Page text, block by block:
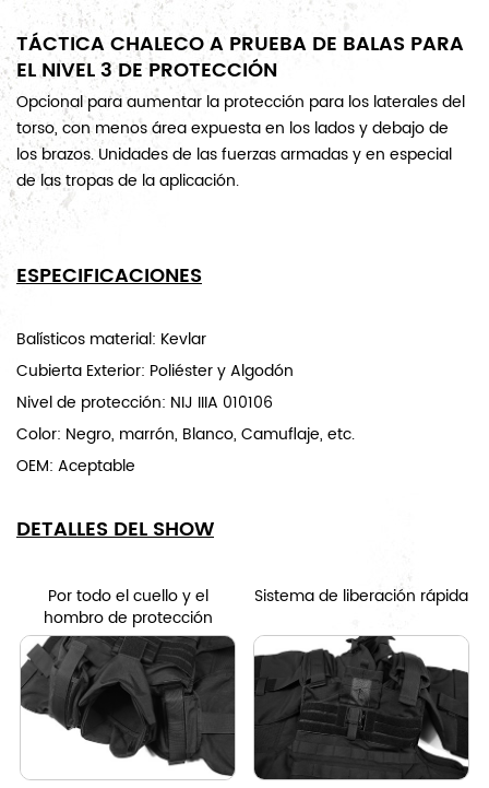
TÁCTICA CHALECO A PRUEBA DE BALAS PARA
EL NIVEL 3 DE PROTECCIÓN
Opcional para aumentar la protección para los laterales del
torso, con menos área expuesta en los lados y debajo de
los brazos. Unidades de las fuerzas armadas y en especial
de las tropas de la aplicación.
ESPECIFICACIONES
Balísticos material: Kevlar
Cubierta Exterior: Poliéster y Algodón
Nivel de protección: NIJ IIIA 010106
Color: Negro, marrón, Blanco, Camuflaje, etc.
OEM: Aceptable
DETALLES DEL SHOW
Por todo el cuello y el
hombro de protección
Sistema de liberación rápida